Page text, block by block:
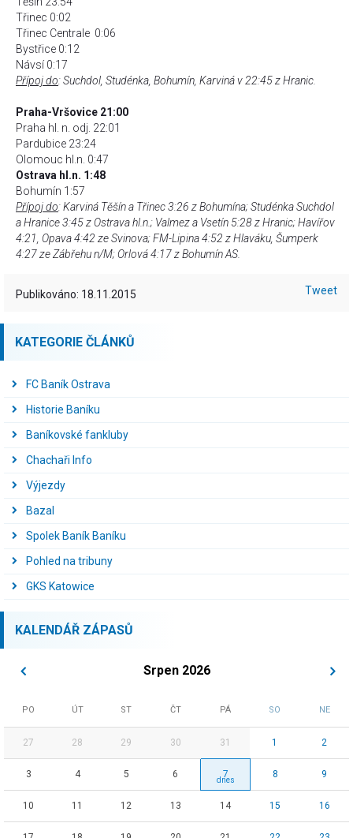
Třinec 0:02
Třinec Centrale 0:06
Bystřice 0:12
Návsí 0:17
Přípoj do: Suchdol, Studénka, Bohumín, Karviná v 22:45 z Hranic.
Praha-Vršovice 21:00
Praha hl. n. odj. 22:01
Pardubice 23:24
Olomouc hl.n. 0:47
Ostrava hl.n. 1:48
Bohumín 1:57
Přípoj do: Karviná Těšín a Třinec 3:26 z Bohumína; Studénka Suchdol
a Hranice 3:45 z Ostrava hl.n.; Valmez a Vsetín 5:28 z Hranic; Havířov
4:21, Opava 4:42 ze Svinova; FM-Lipina 4:52 z Hlaváku, Šumperk
4:27 ze Zábřehu n/M; Orlová 4:17 z Bohumín AS.
Publikováno: 18.11.2015 Tweet
KATEGORIE ČLÁNKŮ
FC Baník Ostrava
Historie Baníku
Baníkovské fankluby
Chachaři Info
Výjezdy
Bazal
Spolek Baník Baníku
Pohled na tribuny
GKS Katowice
KALENDÁŘ ZÁPASŮ
Srpen 2026
PO ÚT ST ČT PÁ SO NE
27 28 29 30 31 1 2
3 4 5 6 7 8 9
10 11 12 13 14 15 16